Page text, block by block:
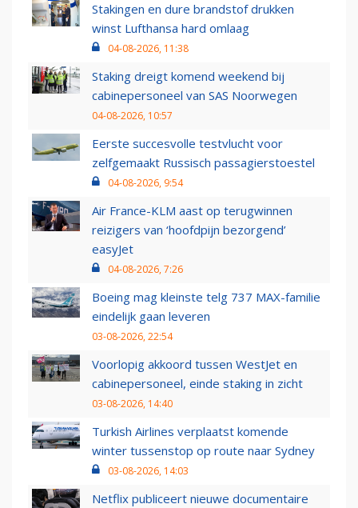
Stakingen en dure brandstof drukken
winst Lufthansa hard omlaag
04-08-2026, 11:38
Staking dreigt komend weekend bij
cabinepersoneel van SAS Noorwegen
04-08-2026, 10:57
Eerste succesvolle testvlucht voor
zelfgemaakt Russisch passagierstoestel
04-08-2026, 9:54
Air France-KLM aast op terugwinnen
reizigers van ‘hoofdpijn bezorgend’
easyJet
04-08-2026, 7:26
Boeing mag kleinste telg 737 MAX-familie
eindelijk gaan leveren
03-08-2026, 22:54
Voorlopig akkoord tussen WestJet en
cabinepersoneel, einde staking in zicht
03-08-2026, 14:40
Turkish Airlines verplaatst komende
winter tussenstop op route naar Sydney
03-08-2026, 14:03
Netflix publiceert nieuwe documentaire